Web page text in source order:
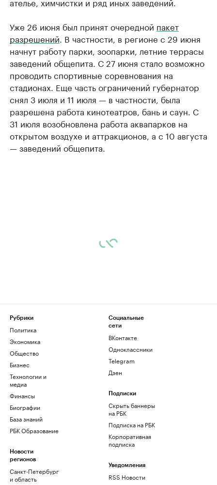
Уже 26 июня был принят очередной пакет
разрешений. В частности, в регионе с 29 июня
начнут работу парки, зоопарки, летние террасы
заведений общепита. С 27 июня стало возможно
проводить спортивные соревнования на
стадионах. Еще часть ограничений губернатор
снял 3 июля и 11 июля — в частности, была
разрешена работа кинотеатров, бань и саун. С
31 июля возобновлена работа аквапарков на
открытом воздухе и аттракционов, а с 10 августа
— заведений общепита.
Рубрики
Политика
Экономика
Общество
Бизнес
Технологии и
медиа
Финансы
Биографии
База знаний
РБК Образование
Новости
регионов
Санкт-Петербург
и область
Социальные
сети
ВКонтакте
Одноклассники
Telegram
Дзен
Подписки
Скрыть баннеры
на РБК
Подписка на РБК
Корпоративная
подписка
Уведомления
RSS Новости